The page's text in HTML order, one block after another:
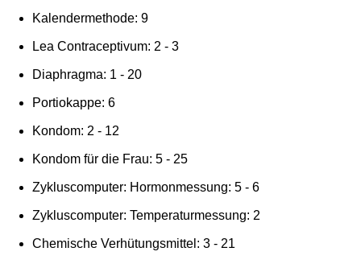
Kalendermethode: 9
Lea Contraceptivum: 2 - 3
Diaphragma: 1 - 20
Portiokappe: 6
Kondom: 2 - 12
Kondom für die Frau: 5 - 25
Zykluscomputer: Hormonmessung: 5 - 6
Zykluscomputer: Temperaturmessung: 2
Chemische Verhütungsmittel: 3 - 21